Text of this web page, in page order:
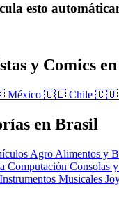
esto
y Comics
🇨🇱 Chile 🇨🇴
en Brasil
Agro Alimentos y
Computación Consolas
Instrumentos Musicales